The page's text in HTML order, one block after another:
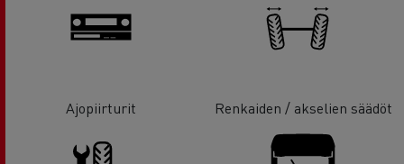
Ajopiirturit Renkaiden / akselien säädöt